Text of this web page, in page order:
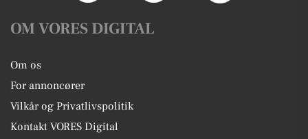
OM VORES DIGITAL
Om os
For annoncører
Vilkår og Privatlivspolitik
Kontakt VORES Digital